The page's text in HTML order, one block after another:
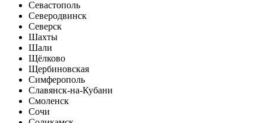
Севастополь
Северодвинск
Северск
Шахты
Шали
Щёлково
Щербиновская
Симферополь
Славянск-на-Кубани
Смоленск
Сочи